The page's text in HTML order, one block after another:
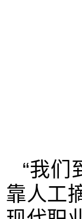
“我们
靠人工